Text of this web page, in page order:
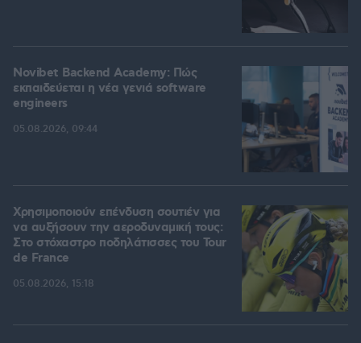
Novibet Backend Academy: Πώς
εκπαιδεύεται η νέα γενιά software
engineers
05.08.2026, 09:44
Χρησιμοποιούν επένδυση σουτιέν για
να αυξήσουν την αεροδυναμική τους:
Στο στόχαστρο ποδηλάτισσες του Tour
de France
05.08.2026, 15:18